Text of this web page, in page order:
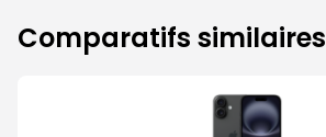
Comparatifs similaires